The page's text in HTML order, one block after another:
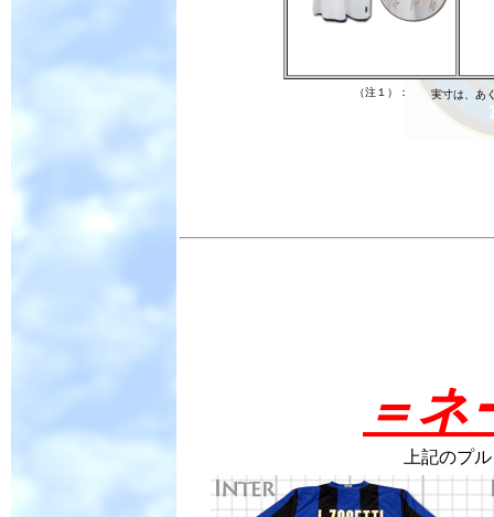
（注１）： 実寸は、あ
＝
上記のプ